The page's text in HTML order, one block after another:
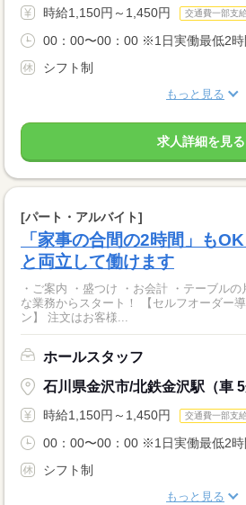
時給1,150円～1,450円 交通費一部支
00：00〜00：00 ※1日実働最低2時
シフト制
もっと見る
求人詳細を見る
[パート・アルバイト]
「家事の合間の2時間」も
と両立して働けます
・ご案内 ・盛つけ ・お会計 ・テーブル
な業務からスタート！ 【セルフオーダー導入なので接客がカンタ
ン】 注文はお客様...
ホールスタッフ
石川県金沢市/北鉄金沢駅（車 5
時給1,150円～1,450円 交通費一部支
00：00〜00：00 ※1日実働最低2
シフト制
もっと見る